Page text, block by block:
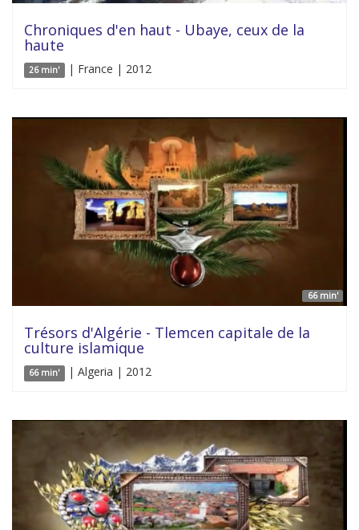
Chroniques d'en haut - Ubaye, ceux de la
haute
26 min' | France | 2012
66 min'
Trésors d'Algérie - Tlemcen capitale de la
culture islamique
66 min' | Algeria | 2012